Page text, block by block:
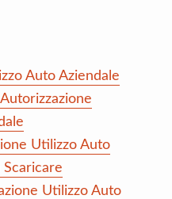
Auto Aziendale
Utilizzo Auto
Utilizzo Auto